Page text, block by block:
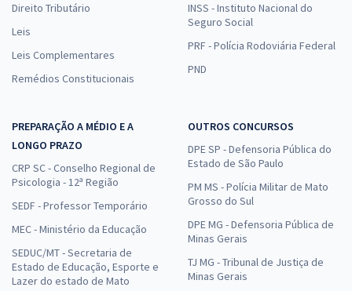
Direito Tributário
Leis
Leis Complementares
Remédios Constitucionais
INSS - Instituto Nacional do
Seguro Social
PRF - Polícia Rodoviária Federal
PND
PREPARAÇÃO A MÉDIO E A
LONGO PRAZO
CRP SC - Conselho Regional de
Psicologia - 12ª Região
SEDF - Professor Temporário
MEC - Ministério da Educação
SEDUC/MT - Secretaria de
Estado de Educação, Esporte e
Lazer do estado de Mato
OUTROS CONCURSOS
DPE SP - Defensoria Pública do
Estado de São Paulo
PM MS - Polícia Militar de Mato
Grosso do Sul
DPE MG - Defensoria Pública de
Minas Gerais
TJ MG - Tribunal de Justiça de
Minas Gerais